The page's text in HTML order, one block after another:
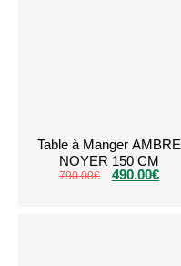
Table à Manger AMBRE
NOYER 150 CM
790.00€ 490.00€